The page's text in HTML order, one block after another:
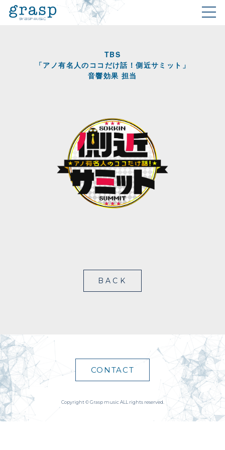
TBS
「アノ有名人のココだけ話！側近サミット」
音響効果 担当
BACK
CONTACT
Copyright © Grasp music ALL rights reserved.